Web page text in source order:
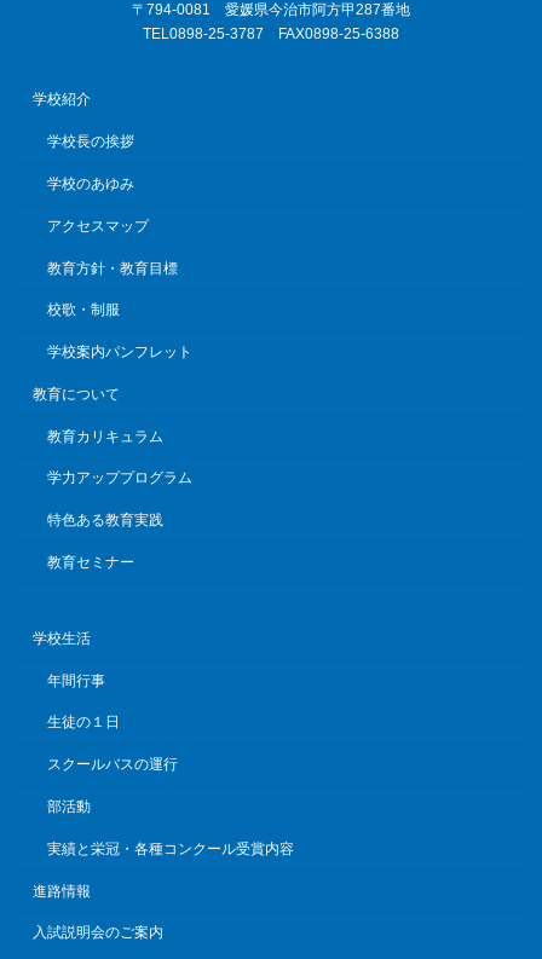
〒794-0081 愛媛県今治市阿方甲287番地
TEL0898-25-3787 FAX0898-25-6388
学校紹介
学校長の挨拶
学校のあゆみ
アクセスマップ
教育方針・教育目標
校歌・制服
学校案内パンフレット
教育について
教育カリキュラム
学力アッププログラム
特色ある教育実践
教育セミナー
学校生活
年間行事
生徒の１日
スクールバスの運行
部活動
実績と栄冠・各種コンクール受賞内容
進路情報
入試説明会のご案内